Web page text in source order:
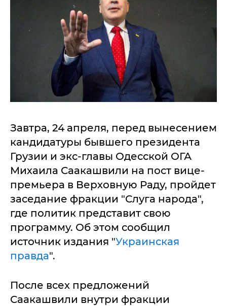
Завтра, 24 апреля, перед вынесением
кандидатуры бывшего президента
Грузии и экс-главы Одесской ОГА
Михаила Саакашвили на пост вице-
премьера в Верховную Раду, пройдет
заседание фракции "Слуга народа",
где политик представит свою
программу. Об этом сообщил
источник издания "Украинская
правда".
После всех предложений
Саакашвили внутри фракции